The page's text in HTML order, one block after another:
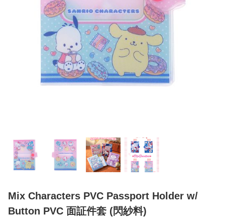
Mix Characters PVC Passport Holder w/
Button PVC 面証件套 (閃紗料)